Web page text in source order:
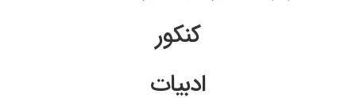
کنکور
ادبیات